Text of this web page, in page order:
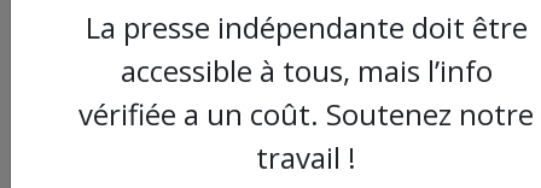
Commander le dernier numéro papier du
La presse indépendante doit être
accessible à tous, mais l’info
vérifiée a un coût. Soutenez notre
travail !